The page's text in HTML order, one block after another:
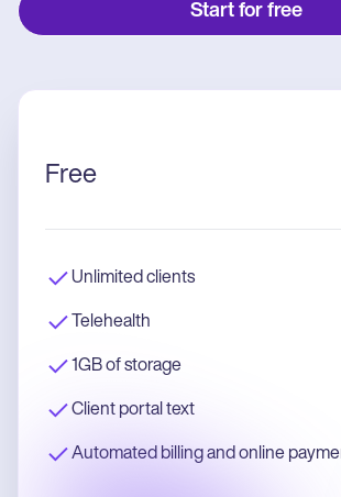
Start for free
Free
Unlimited clients
Telehealth
1GB of storage
Client portal text
Automated billing and online